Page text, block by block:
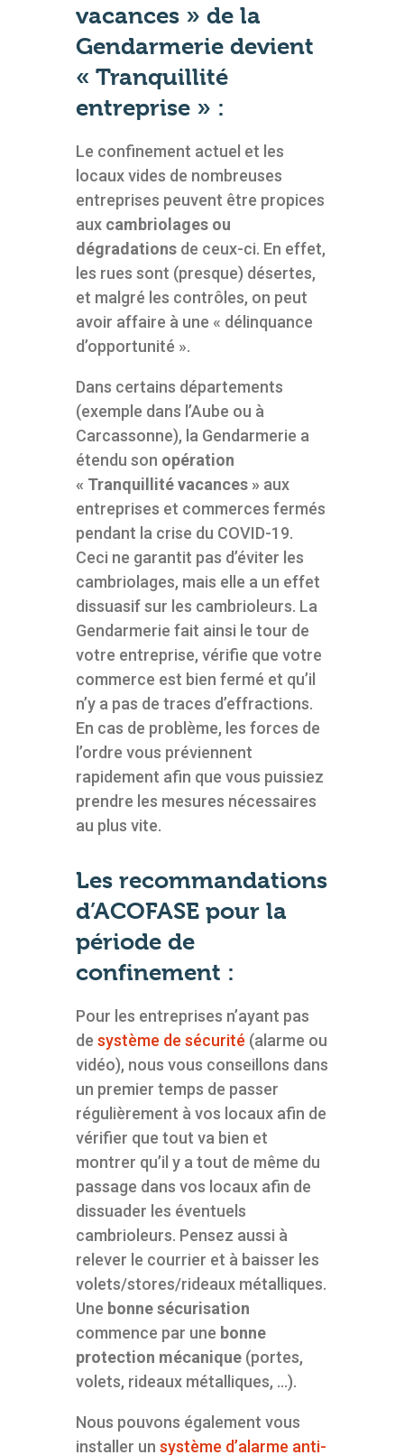
vacances » de la
Gendarmerie devient
« Tranquillité
entreprise » :
Le confinement actuel et les
locaux vides de nombreuses
entreprises peuvent être propices
aux cambriolages ou
dégradations de ceux-ci. En effet,
les rues sont (presque) désertes,
et malgré les contrôles, on peut
avoir affaire à une « délinquance
d’opportunité ».
Dans certains départements
(exemple dans l’Aube ou à
Carcassonne), la Gendarmerie a
étendu son opération
« Tranquillité vacances » aux
entreprises et commerces fermés
pendant la crise du COVID-19.
Ceci ne garantit pas d’éviter les
cambriolages, mais elle a un effet
dissuasif sur les cambrioleurs. La
Gendarmerie fait ainsi le tour de
votre entreprise, vérifie que votre
commerce est bien fermé et qu’il
n’y a pas de traces d’effractions.
En cas de problème, les forces de
l’ordre vous préviennent
rapidement afin que vous puissiez
prendre les mesures nécessaires
au plus vite.
Les recommandations
d’ACOFASE pour la
période de
confinement :
Pour les entreprises n’ayant pas
de système de sécurité (alarme ou
vidéo), nous vous conseillons dans
un premier temps de passer
régulièrement à vos locaux afin de
vérifier que tout va bien et
montrer qu’il y a tout de même du
passage dans vos locaux afin de
dissuader les éventuels
cambrioleurs. Pensez aussi à
relever le courrier et à baisser les
volets/stores/rideaux métalliques.
Une bonne sécurisation
commence par une bonne
protection mécanique (portes,
volets, rideaux métalliques, …).
Nous pouvons également vous
installer un système d’alarme anti-